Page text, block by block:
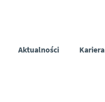
Aktualności Kariera